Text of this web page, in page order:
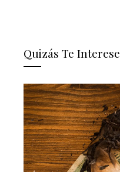
Quizás Te Interese